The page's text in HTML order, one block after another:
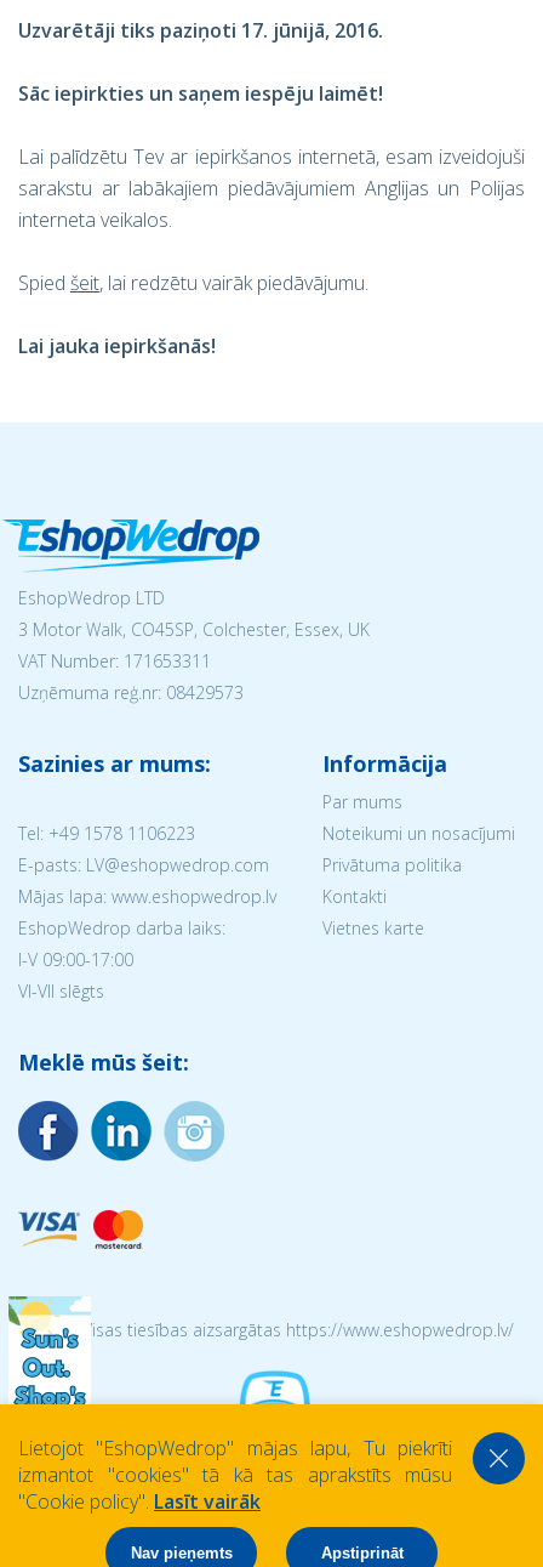
Uzvarētāji tiks paziņoti 17. jūnijā, 2016.
Sāc iepirkties un saņem iespēju laimēt!
Lai palīdzētu Tev ar iepirkšanos internetā, esam izveidojuši
sarakstu ar labākajiem piedāvājumiem Anglijas un Polijas
interneta veikalos.
Spied šeit, lai redzētu vairāk piedāvājumu.
Lai jauka iepirkšanās!
EshopWedrop LTD
3 Motor Walk, CO45SP, Colchester, Essex, UK
VAT Number: 171653311
Uzņēmuma reģ.nr: 08429573
Sazinies ar mums:
Tel: +49 1578 1106223
E-pasts: LV@eshopwedrop.com
Mājas lapa: www.eshopwedrop.lv
EshopWedrop darba laiks:
I-V 09:00-17:00
VI-VII slēgts
Informācija
Par mums
Noteikumi un nosacījumi
Privātuma politika
Kontakti
Vietnes karte
Meklē mūs šeit:
© 2026 Visas tiesības aizsargātas https://www.eshopwedrop.lv/
Lietojot ''EshopWedrop'' mājas lapu, Tu piekrīti
izmantot ''cookies'' tā kā tas aprakstīts mūsu
''Cookie policy''. Lasīt vairāk
Nav pieņemts Apstiprināt